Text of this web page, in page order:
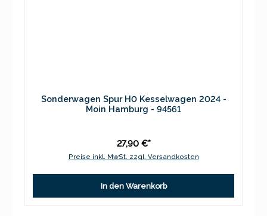
Sonderwagen Spur H0 Kesselwagen 2024 -
Moin Hamburg - 94561
27,90 €*
Preise inkl. MwSt. zzgl. Versandkosten
In den Warenkorb